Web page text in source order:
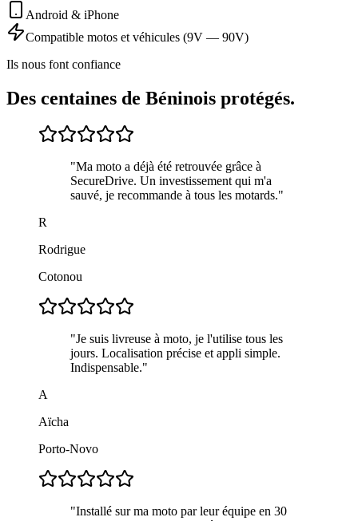
Android & iPhone
Compatible motos et véhicules (9V — 90V)
Ils nous font confiance
Des centaines de Béninois protégés.
"Ma moto a déjà été retrouvée grâce à
SecureDrive. Un investissement qui m'a
sauvé, je recommande à tous les motards."
R
Rodrigue
Cotonou
"Je suis livreuse à moto, je l'utilise tous les
jours. Localisation précise et appli simple.
Indispensable."
A
Aïcha
Porto-Novo
"Installé sur ma moto par leur équipe en 30